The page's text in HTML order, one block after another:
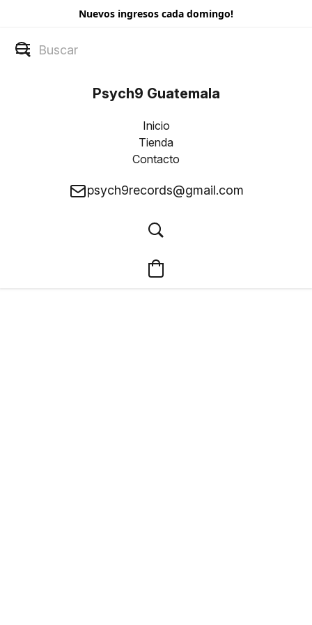
Nuevos ingresos cada domingo!
Psych9 Guatemala
Inicio
Tienda
Contacto
psych9records@gmail.com